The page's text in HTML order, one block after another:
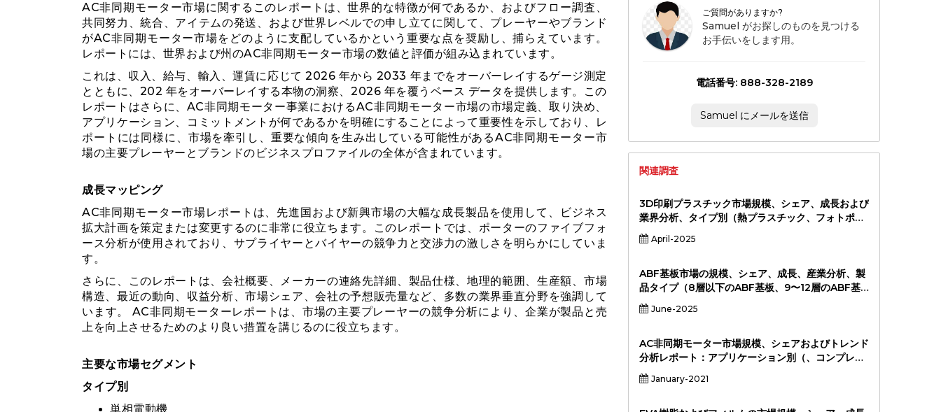
AC非同期モーター市場に関するこのレポートは、世界的な特徴が何であるか、およびフロー調査、
共同努力、統合、アイテムの発送、および世界レベルでの申し立てに関して、プレーヤーやブランド
がAC非同期モーター市場をどのように支配しているかという重要な点を奨励し、捕らえています。
レポートには、世界および州のAC非同期モーター市場の数値と評価が組み込まれています。
これは、収入、給与、輸入、運賃に応じて 2026 年から 2033 年までをオーバーレイするゲージ測定
とともに、202 年をオーバーレイする本物の洞察、2026 年を覆うベース データを提供します。この
レポートはさらに、AC非同期モーター事業におけるAC非同期モーター市場の市場定義、取り決め、
アプリケーション、コミットメントが何であるかを明確にすることによって重要性を示しており、レ
ポートには同様に、市場を牽引し、重要な傾向を生み出している可能性があるAC非同期モーター市
場の主要プレーヤーとブランドのビジネスプロファイルの全体が含まれています。
成長マッピング
AC非同期モーター市場レポートは、先進国および新興市場の大幅な成長製品を使用して、ビジネス
拡大計画を策定または変更するのに非常に役立ちます。このレポートでは、ポーターのファイブフォ
ース分析が使用されており、サプライヤーとバイヤーの競争力と交渉力の激しさを明らかにしていま
す。
さらに、このレポートは、会社概要、メーカーの連絡先詳細、製品仕様、地理的範囲、生産額、市場
構造、最近の動向、収益分析、市場シェア、会社の予想販売量など、多数の業界垂直分野を強調して
います。 AC非同期モーターレポートは、市場の主要プレーヤーの競争分析により、企業が製品と売
上を向上させるためのより良い措置を講じるのに役立ちます。
主要な市場セグメント
タイプ別
単相電動機
ご質問がありますか?
Samuel がお探しのものを見つける
お手伝いをします用。
電話番号: 888-328-2189
Samuel にメールを送信
関連調査
3D印刷プラスチック市場規模、シェア、成長および
業界分析、タイプ別（熱プラスチック、フォトポリ
マー、金属ベースのプラスチック、その他）、アプ
リケーション（プロトタイピング、エンド使用部品
産業（自動車、航空宇宙、ヘルスケア、消費財、そ
の他）、および地域分析、2024-2031
April-2025
ABF基板市場の規模、シェア、成長、産業分析、製
品タイプ（8層以下のABF基板、9〜12層のABF基
板、> 12レイヤー、> 12レイヤー）（ハイエンドプ
ロセッサ、AIチップ、グラフィックカード、ネット
June-2025
AC非同期モーター市場規模、シェアおよびトレンド
分析レポート：アプリケーション別（、コンプレッ
サー、ウォーターポンプ、クラッシャー、切断機、
輸送機械、その他）、タイプ別（、単相電動モータ
January-2021